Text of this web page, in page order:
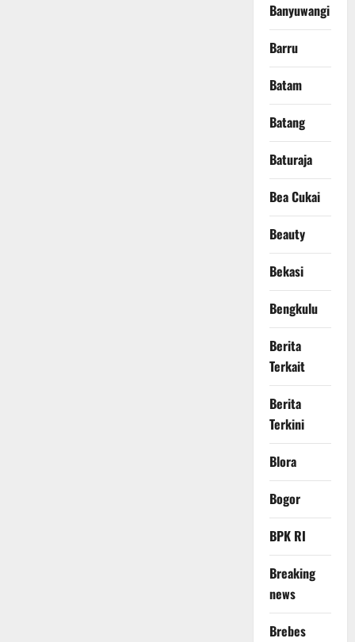
Banyuwangi
Barru
Batam
Batang
Baturaja
Bea Cukai
Beauty
Bekasi
Bengkulu
Berita
Terkait
Berita
Terkini
Blora
Bogor
BPK RI
Breaking
news
Brebes